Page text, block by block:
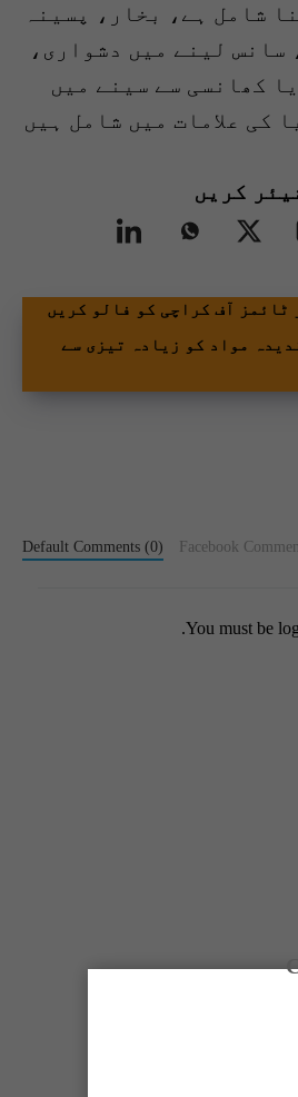
شامل ہے، بخار، پسینہ
سانس لینے میں دشواری،
کھانسی سے سینے میں
کی علامات میں شامل ہیں
کریں
ٹائمز آف کراچی کو فالو کریں
مواد کو زیادہ تیزی سے
Default Comments (0) Facebook
You must be